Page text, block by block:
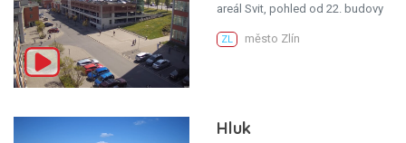
areál Svit, pohled od 22. budovy
ZL město Zlín
Hluk